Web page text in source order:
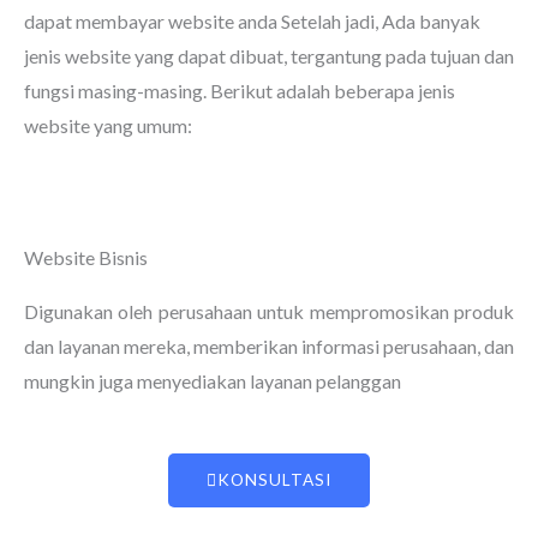
dapat membayar website anda Setelah jadi, Ada banyak
jenis website yang dapat dibuat, tergantung pada tujuan dan
fungsi masing-masing. Berikut adalah beberapa jenis
website yang umum:
Website Bisnis
Digunakan oleh perusahaan untuk mempromosikan produk
dan layanan mereka, memberikan informasi perusahaan, dan
mungkin juga menyediakan layanan pelanggan
KONSULTASI